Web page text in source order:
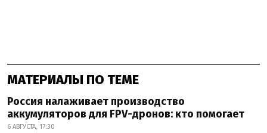
МАТЕРИАЛЫ ПО ТЕМЕ
Россия налаживает производство
аккумуляторов для FPV-дронов: кто помогает
6 АВГУСТА, 17:30